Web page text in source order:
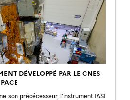
DÉVELOPPÉ PAR LE CNES
son prédécesseur, l’instrument IASI